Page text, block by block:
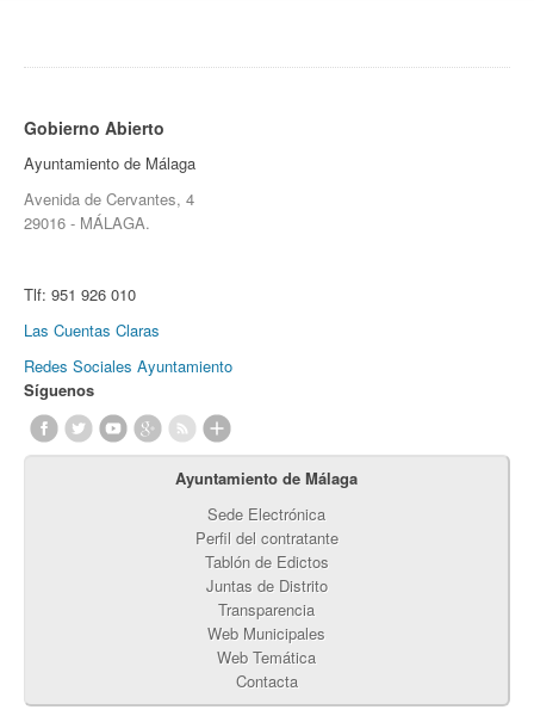
Gobierno Abierto
Ayuntamiento de Málaga
Avenida de Cervantes, 4
29016 - MÁLAGA.
Tlf: 951 926 010
Las Cuentas Claras
Redes Sociales Ayuntamiento
Síguenos
Ayuntamiento de Málaga
Sede Electrónica
Perfil del contratante
Tablón de Edictos
Juntas de Distrito
Transparencia
Web Municipales
Web Temática
Contacta